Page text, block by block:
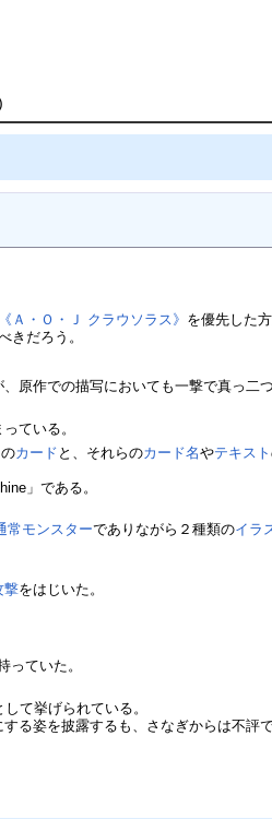
《Ａ・Ｏ・Ｊ クラウソラス》 を優先した方
きだろう。
原作での描写においても一撃で真っ二
ている。
のカード と、それらのカード名やテキスト
」である。
常モンスターでありながら２種類のイラ
撃をはじいた。
っていた。
て挙げられている。
る姿を披露するも、さなぎからは不評で